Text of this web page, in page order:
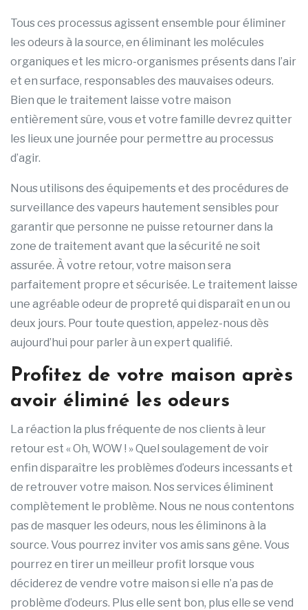
Tous ces processus agissent ensemble pour éliminer
les odeurs à la source, en éliminant les molécules
organiques et les micro-organismes présents dans l’air
et en surface, responsables des mauvaises odeurs.
Bien que le traitement laisse votre maison
entièrement sûre, vous et votre famille devrez quitter
les lieux une journée pour permettre au processus
d’agir.
Nous utilisons des équipements et des procédures de
surveillance des vapeurs hautement sensibles pour
garantir que personne ne puisse retourner dans la
zone de traitement avant que la sécurité ne soit
assurée. À votre retour, votre maison sera
parfaitement propre et sécurisée. Le traitement laisse
une agréable odeur de propreté qui disparaît en un ou
deux jours. Pour toute question, appelez-nous dès
aujourd’hui pour parler à un expert qualifié.
Profitez de votre maison après
avoir éliminé les odeurs
La réaction la plus fréquente de nos clients à leur
retour est « Oh, WOW ! » Quel soulagement de voir
enfin disparaître les problèmes d’odeurs incessants et
de retrouver votre maison. Nos services éliminent
complètement le problème. Nous ne nous contentons
pas de masquer les odeurs, nous les éliminons à la
source. Vous pourrez inviter vos amis sans gêne. Vous
pourrez en tirer un meilleur profit lorsque vous
déciderez de vendre votre maison si elle n’a pas de
problème d’odeurs. Plus elle sent bon, plus elle se vend